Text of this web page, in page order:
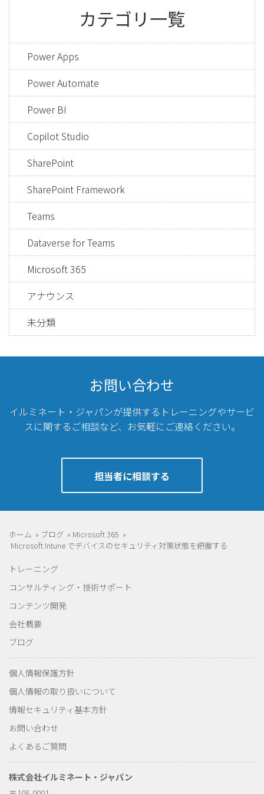
カテゴリ一覧
Power Apps
Power Automate
Power BI
Copilot Studio
SharePoint
SharePoint Framework
Teams
Dataverse for Teams
Microsoft 365
アナウンス
未分類
お問い合わせ
イルミネート・ジャパンが提供するトレーニングやサービ
スに関するご相談など、 お気軽にご連絡ください。
担当者に相談する
ホーム » ブログ » Microsoft 365 »
Microsoft Intune でデバイスのセキュリティ対策状態を把握する
トレーニング
コンサルティング・技術サポート
コンテンツ開発
会社概要
ブログ
個人情報保護方針
個人情報の取り扱いについて
情報セキュリティ基本方針
お問い合わせ
よくあるご質問
株式会社イルミネート・ジャパン